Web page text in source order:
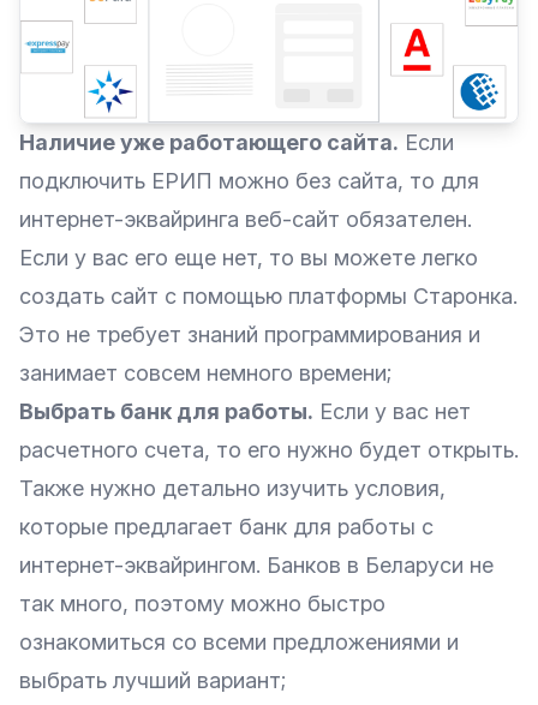
Наличие уже работающего сайта. Если
подключить ЕРИП можно без сайта, то для
интернет-эквайринга веб-сайт обязателен.
Если у вас его еще нет, то вы можете легко
создать сайт с помощью платформы Старонка.
Это не требует знаний программирования и
занимает совсем немного времени;
Выбрать банк для работы. Если у вас нет
расчетного счета, то его нужно будет открыть.
Также нужно детально изучить условия,
которые предлагает банк для работы с
интернет-эквайрингом. Банков в Беларуси не
так много, поэтому можно быстро
ознакомиться со всеми предложениями и
выбрать лучший вариант;